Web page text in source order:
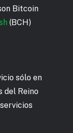
Bitcoin
(BCH)
sólo en
del Reino